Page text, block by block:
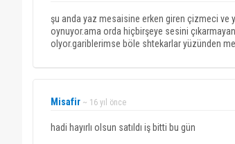
şu anda yaz mesaisine erken giren çizmeci ve
oynuyor.ama orda hiçbirşeye sesini
olyor.gariblerimse böle shtekarlar yüzünden
Misafir ~ 16 yıl önce
hadi hayırlı olsun satıldı iş bitti bu gün